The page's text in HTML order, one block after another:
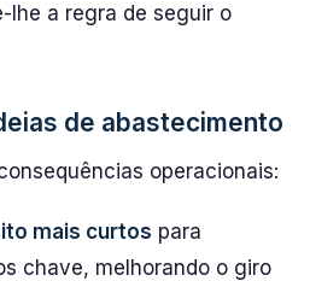
a regra de seguir o
de abastecimento
operacionais:
mais curtos para
chave, melhorando o giro